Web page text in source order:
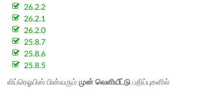
26.2.2
26.2.1
26.2.0
25.8.7
25.8.6
25.8.5
லிப்ரெஓபிஸ் பின்வரும் முன் வெளியீட்டு பதிப்புகளில்